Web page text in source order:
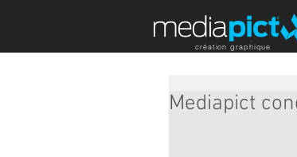
Mediapict
création graphique